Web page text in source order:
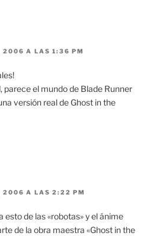
2006 A LAS 1:36 PM
parece el mundo de Blade Runner
versión real de Ghost in the
2006 A LAS 2:22 PM
esto de las «robotas» y el ánime
de la obra maestra «Ghost in the